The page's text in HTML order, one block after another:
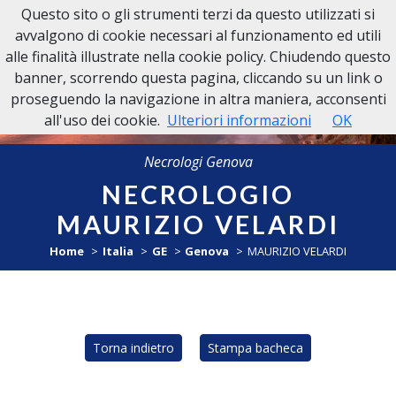
NECROLOGI GENOVA
Necrologi Genova
NECROLOGIO
MAURIZIO VELARDI
Home Italia GE Genova MAURIZIO VELARDI
Torna indietro Stampa bacheca
Questo sito o gli strumenti terzi da questo utilizzati si
avvalgono di cookie necessari al funzionamento ed utili
alle finalità illustrate nella cookie policy. Chiudendo questo
banner, scorrendo questa pagina, cliccando su un link o
proseguendo la navigazione in altra maniera, acconsenti
all'uso dei cookie. Ulteriori informazioni OK